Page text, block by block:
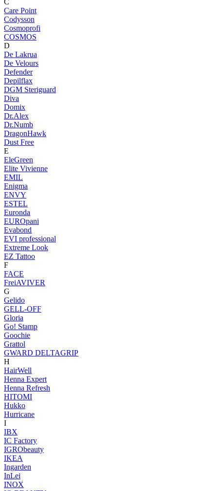
C
Care Point
Codysson
Cosmoprofi
COSMOS
D
De Lakrua
De Velours
Defender
Depilflax
DGM Steriguard
Diva
Domix
Dr.Alex
Dr.Numb
DragonHawk
Dust Free
E
EleGreen
Elite Vivienne
EMIL
Enigma
ENVY
ESTEL
Euronda
EUROpani
Evabond
EVI professional
Extreme Look
EZ Tattoo
F
FACE
FreiAVIVER
G
Gelido
GELL-OFF
Gloria
Go! Stamp
Goochie
Grattol
GWARD DELTAGRIP
H
HairWell
Henna Expert
Henna Refresh
HITOMI
Hukko
Hurricane
I
IBX
IC Factory
IGRObeauty
IKEA
Ingarden
InLei
INOX